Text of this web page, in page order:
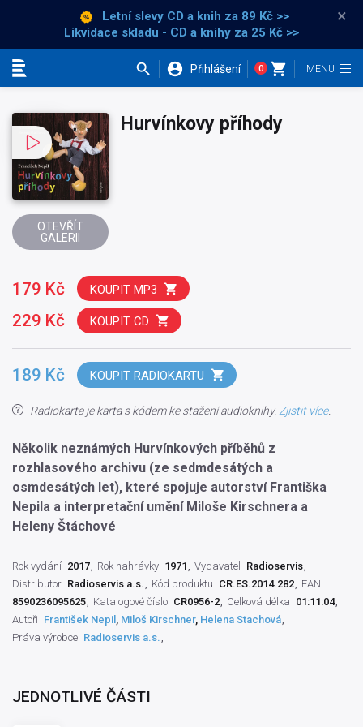
Letní slevy CD a knih za 89 Kč >>
Likvidace skladu - CD a knihy za 25 Kč >>
×
Přihlášení 0
OTEVŘÍT
GALERII
Hurvínkovy příhody
Několik neznámých Hurvínkových příběhů z
rozhlasového archivu (ze sedmdesátých a
osmdesátých let), které spojuje autorství Františka
Nepila a interpretační umění Miloše Kirschnera a
Heleny Štáchové
179 Kč KOUPIT MP3
229 Kč KOUPIT CD
189 Kč KOUPIT RADIOKARTU
Radiokarta je karta s kódem ke stažení audioknihy. Zjistit více.
Rok vydání 2017 Rok nahrávky 1971 Vydavatel
Radioservis
Distributor Radioservis a.s. Kód produktu CR.ES.2014.282
EAN
8590236095625
Katalogové číslo CR0956-2 Celková délka 01:11:04
Autoři František Nepil , Miloš Kirschner, Helena Stachová
Práva výrobce Radioservis a.s.
JEDNOTLIVÉ ČÁSTI